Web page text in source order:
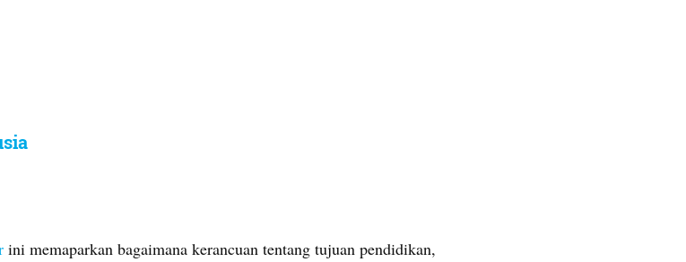
ini memaparkan bagaimana kerancuan tentang tujuan pendidikan,